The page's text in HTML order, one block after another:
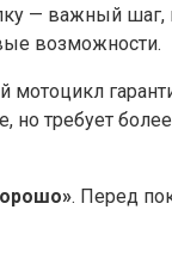
— важный
возможности.​
требует
.​ Перед